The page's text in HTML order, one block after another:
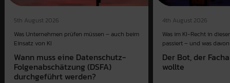
5th August 2026
Was Unternehmen prüfen müssen – auch beim
Einsatz von KI
Wann muss eine Datenschutz-
Folgenabschätzung (DSFA)
durchgeführt werden?
4th August 2026
Was im KI-Recht in
passiert – und was
Der Bot, der
wollte